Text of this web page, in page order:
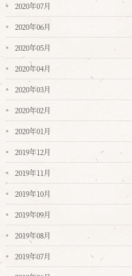
2020年07月
2020年06月
2020年05月
2020年04月
2020年03月
2020年02月
2020年01月
2019年12月
2019年11月
2019年10月
2019年09月
2019年08月
2019年07月